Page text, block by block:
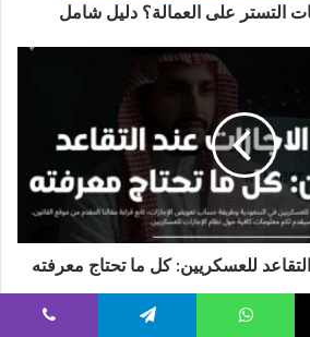
التستر على العمالة؟ دليل شامل
للعسكريين: كل ما تحتاج معرفته